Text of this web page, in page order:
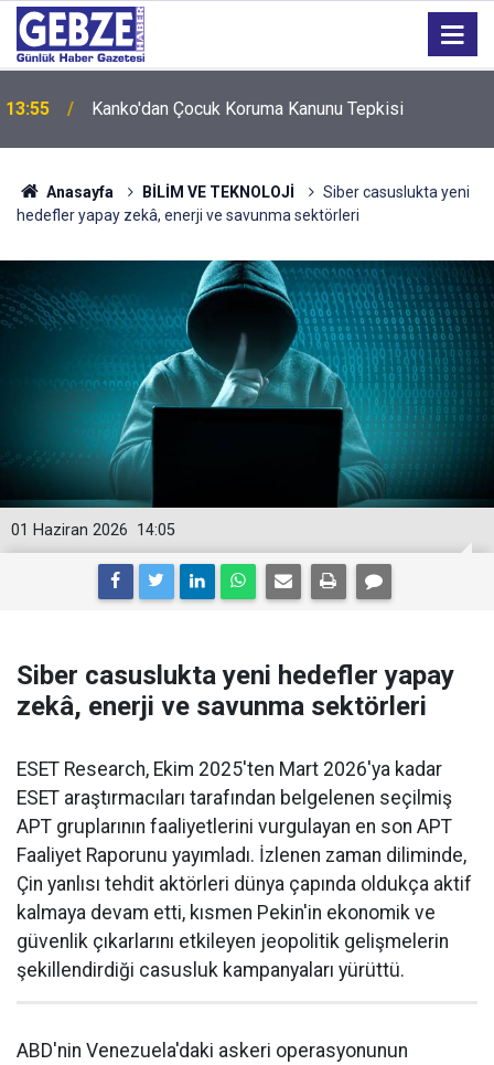
13:55 Kanko'dan Çocuk Koruma Kanunu Tepkisi
12:55 İzmit 95 Ebeveyn Buluşmaları başlıyor
Anasayfa BİLİM VE TEKNOLOJİ
Siber casuslukta yeni
hedefler yapay zekâ, enerji ve savunma sektörleri
14:05
01 Haziran 2026
Siber casuslukta yeni hedefler yapay
zekâ, enerji ve savunma sektörleri
ESET Research, Ekim 2025'ten Mart 2026'ya kadar
ESET araştırmacıları tarafından belgelenen seçilmiş
APT gruplarının faaliyetlerini vurgulayan en son APT
Faaliyet Raporunu yayımladı. İzlenen zaman diliminde,
Çin yanlısı tehdit aktörleri dünya çapında oldukça aktif
kalmaya devam etti, kısmen Pekin'in ekonomik ve
güvenlik çıkarlarını etkileyen jeopolitik gelişmelerin
şekillendirdiği casusluk kampanyaları yürüttü.
ABD'nin Venezuela'daki askeri operasyonunun